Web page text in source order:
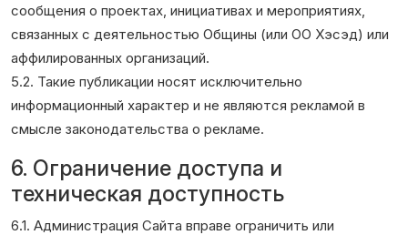
сообщения о проектах, инициативах и мероприятиях,
связанных с деятельностью Общины (или ОО Хэсэд) или
аффилированных организаций.
5.2. Такие публикации носят исключительно
информационный характер и не являются рекламой в
смысле законодательства о рекламе.
6. Ограничение доступа и
техническая доступность
6.1. Администрация Сайта вправе ограничить или